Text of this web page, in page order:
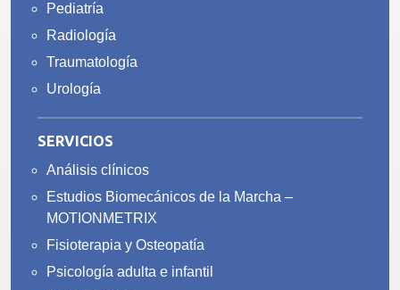
Pediatría
Radiología
Traumatología
Urología
SERVICIOS
Análisis clínicos
Estudios Biomecánicos de la Marcha –
MOTIONMETRIX
Fisioterapia y Osteopatía
Psicología adulta e infantil